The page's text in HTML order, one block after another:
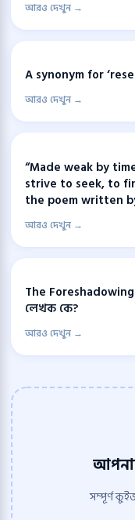
আরও দেখুন →
A synonym for
আরও দেখুন →
“Made weak by
strive to seek, to
the poem written
আরও দেখুন →
The Foreshadowing
লেখক কে?
আরও দেখুন →
সম্পূর্ণ